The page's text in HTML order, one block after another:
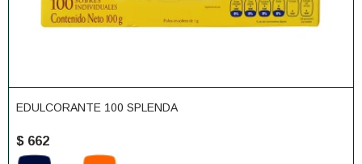
EDULCORANTE 100 SPLENDA
$ 662